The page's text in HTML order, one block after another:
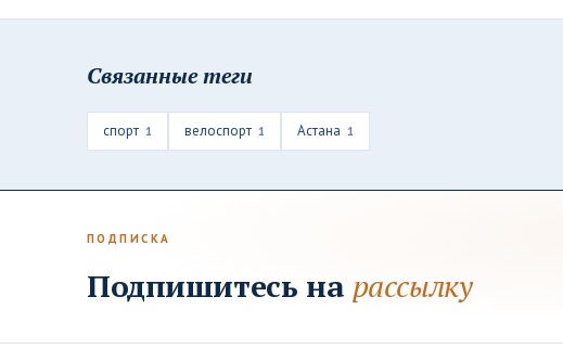
Связанные теги
спорт 1 велоспорт 1 Астана 1
ПОДПИСКА
Подпишитесь на рассылку